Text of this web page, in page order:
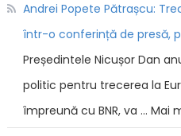
Andrei Popete Pătrașcu:
într-o conferință de presă,
Președintele Nicușor Dan
politic pentru trecerea la
împreună cu BNR, va … Mai